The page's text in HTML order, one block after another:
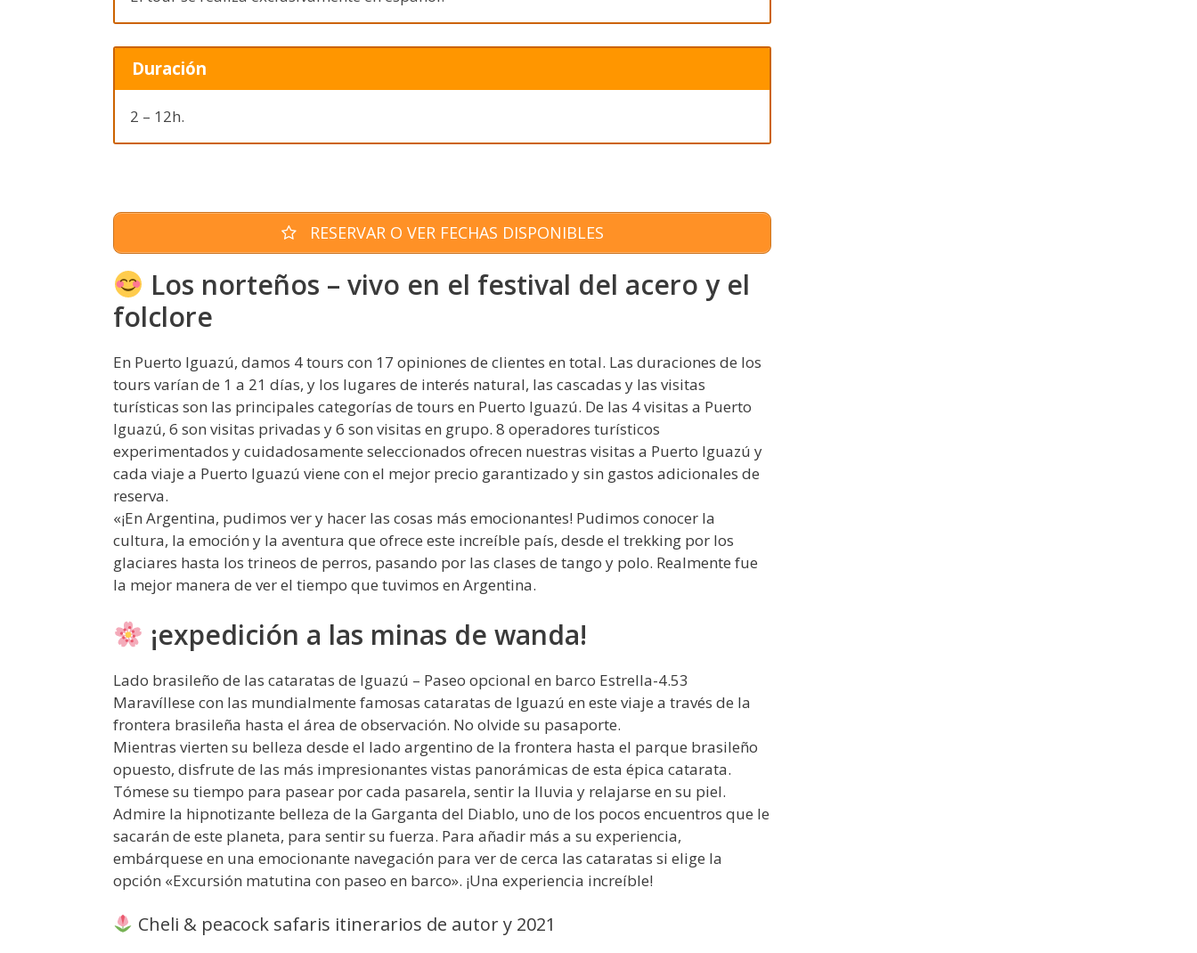
Duración
2 – 12h.
RESERVAR O VER FECHAS DISPONIBLES
Los norteños – vivo en el festival del acero y el
folclore
En Puerto Iguazú, damos 4 tours con 17 opiniones de clientes en total. Las duraciones de los
tours varían de 1 a 21 días, y los lugares de interés natural, las cascadas y las visitas
turísticas son las principales categorías de tours en Puerto Iguazú. De las 4 visitas a Puerto
Iguazú, 6 son visitas privadas y 6 son visitas en grupo. 8 operadores turísticos
experimentados y cuidadosamente seleccionados ofrecen nuestras visitas a Puerto Iguazú y
cada viaje a Puerto Iguazú viene con el mejor precio garantizado y sin gastos adicionales de
reserva.
«¡En Argentina, pudimos ver y hacer las cosas más emocionantes! Pudimos conocer la
cultura, la emoción y la aventura que ofrece este increíble país, desde el trekking por los
glaciares hasta los trineos de perros, pasando por las clases de tango y polo. Realmente fue
la mejor manera de ver el tiempo que tuvimos en Argentina.
¡expedición a las minas de wanda!
Lado brasileño de las cataratas de Iguazú – Paseo opcional en barco Estrella-4.53
Maravíllese con las mundialmente famosas cataratas de Iguazú en este viaje a través de la
frontera brasileña hasta el área de observación. No olvide su pasaporte.
Mientras vierten su belleza desde el lado argentino de la frontera hasta el parque brasileño
opuesto, disfrute de las más impresionantes vistas panorámicas de esta épica catarata.
Tómese su tiempo para pasear por cada pasarela, sentir la lluvia y relajarse en su piel.
Admire la hipnotizante belleza de la Garganta del Diablo, uno de los pocos encuentros que le
sacarán de este planeta, para sentir su fuerza. Para añadir más a su experiencia,
embárquese en una emocionante navegación para ver de cerca las cataratas si elige la
opción «Excursión matutina con paseo en barco». ¡Una experiencia increíble!
Cheli & peacock safaris itinerarios de autor y 2021